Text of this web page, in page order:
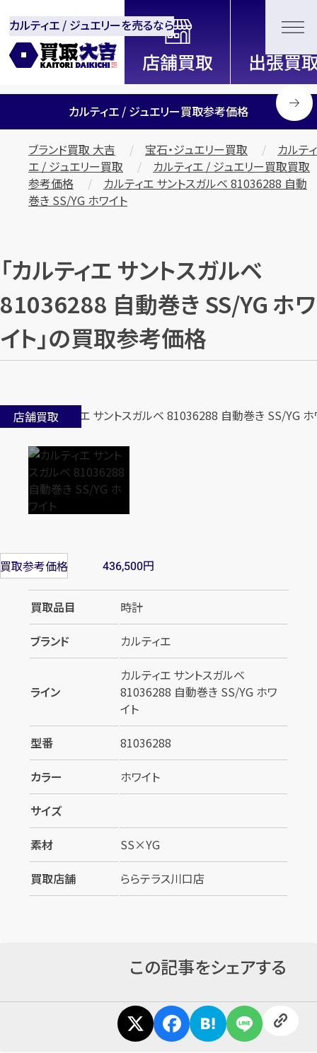
全国2200店舗以上展開中！信頼と実績の買取専門店「買取大
吉」
カルティエ / ジュエリーを売るなら
カンタン無料
カルティエ / ジュエリー買取参考価格
ブランド買取 大吉 宝石・ジュエリー買取
カルティ
エ / ジュエリー買取
カルティエ / ジュエリー買取買取
参考価格
カルティエ サントスガルベ 81036288 自動
巻き SS/YG ホワイト
「カルティエ サントスガルベ
81036288 自動巻き SS/YG ホワ
イト」の買取参考価格
店舗買取
買取参考価格 436,500円
買取品目
時計
ブランド
カルティエ
ライン
カルティエ サントスガルベ
81036288 自動巻き SS/YG ホワ
イト
型番
81036288
カラー
ホワイト
サイズ
素材
SS×YG
買取店舗
ららテラス川口店
この記事をシェアする